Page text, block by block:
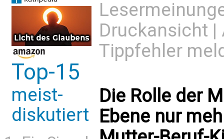
Top-15
meist-
diskutiert
Druckansicht |
Tippfehler
Die Rolle der
Ebene nur